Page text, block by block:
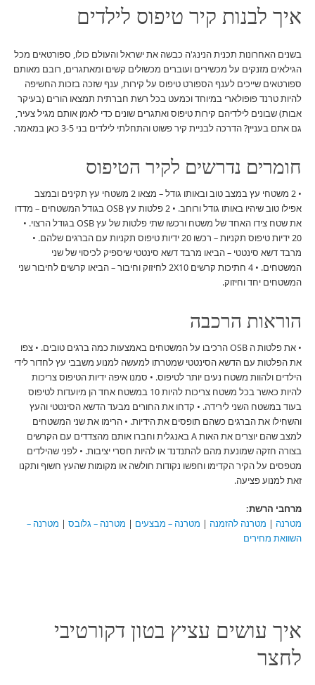
איך לבנות קיר טיפוס לילדים
בשנים האחרונות תכנית הנינג'ה כבשה את ישראל והעולם כולו, ספורטאים מכל
הגילאים מזנקים על מכשירים ועוברים מכשולים קשים ומאתגרים, רובם מאותם
ספורטאים שייכים לענף הספורט טיפוס על קירות, ענף שזכה בזכות החשיפה
להיות טרנד פופולארי במיוחד וכמעט בכל רשת חברתית תמצאו הורים (בעיקר
אבות) שבונים לילדיהם קירות טיפוס ואתגרים שונים כדי לאמן אותם מגיל צעיר,
גם אתם בעניין? הדרכה לבניית קיר פשוט והתחלתי לילדים בני 3-5 כאן במאמר.
חומרים נדרשים לקיר הטיפוס
• 2 משטחי עץ במצב טוב ובאותו גודל – מצאו 2 משטחי עץ תקינים ובמצב
אפילו טוב שיהיו באותו גודל ורוחב. • 2 פלטות עץ OSB בגודל המשטחים – מדדו
את שטח צידו האחד של משטח ורכשו שתי פלטות של עץ OSB בגודל הרצוי. •
20 ידיות טיפוס תקניות – רכשו 20 ידיות טיפוס תקניות עם הברגים שלהם. •
מרבד דשא סינטטי – הביאו מרבד דשא סינטטי שיספיק לכיסוי של שני
המשטחים. • 4 חתיכות קרשים 2X10 לחיזוק וחיבור – הביאו קרשים לחיבור שני
המשטחים יחד וחיזוק.
הוראות הרכבה
• את פלטות ה OSB הרכיבו על המשטחים באמצעות כמה ברגים טובים. • צפו
את הפלטות עם הדשא הסינטטי שמטרתו למעשה למנוע משבבי עץ לחדור לידי
הילדים ולהוות משטח נעים יותר לטיפוס. • סמנו איפה ידיות הטיפוס צריכות
להיות כאשר בכל משטח צריכות להיות 10 במשטח אחד הן מיועדות לטיפוס
בעוד במשטח השני לירידה. • קדחו את החורים מבעד הדשא הסינטטי והעץ
והשחילו את הברגים כשהם תופסים את הידיות. • הרימו את שני המשטחים
למצב שהם יוצרים את האות A באנגלית וחברו אותם מהצדדים עם הקרשים
בצורה חזקה שמונעת מהם להתנדנד או להיות חסרי יציבות. • לפני שהילדים
מטפסים על הקיר הקדימו וחפשו נקודות חולשה או מקומות שהעץ חשוף ותקנו
זאת למנוע פציעה.
מרחבי הרשת:
מטרנה | מטרנה להזמנה | מטרנה – מבצעים | מטרנה – גלובס| מטרנה –
השוואת מחירים
איך עושים עציץ בטון דקורטיבי
לחצר